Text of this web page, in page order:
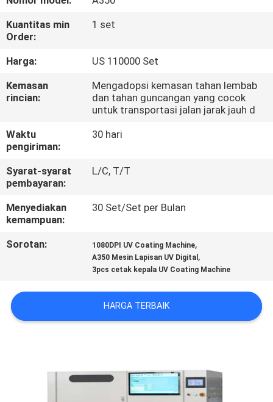
TUR
PABRIK
KONTROL
KUALITAS
HUBUNGI
KAMI
PERMINTAAN
PENAWARAN
PRIVACY
POLICY
Kuantitas min
Order:
1 set
Harga:
US 110000 Set
Kemasan
rincian:
Mengadopsi kemasan tahan lembab
dan tahan guncangan yang cocok
untuk transportasi jalan jarak jauh d
Waktu
pengiriman:
30 hari
Syarat-syarat
pembayaran:
L/C, T/T
Menyediakan
kemampuan:
30 Set/Set per Bulan
Sorotan: 1080DPI UV Coating Machine,
A350 Mesin Lapisan UV Digital ,
3pcs cetak kepala UV Coating Machine
HARGA TERBAIK